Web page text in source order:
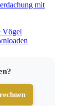
mit
Vögel